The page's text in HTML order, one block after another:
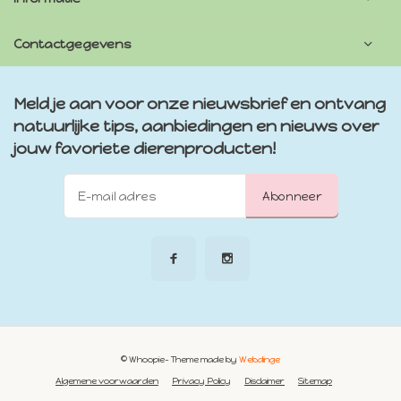
Contactgegevens
Meld je aan voor onze nieuwsbrief en ontvang
natuurlijke tips, aanbiedingen en nieuws over
jouw favoriete dierenproducten!
Abonneer
Algemene voorwaarden Privacy Policy Disclaimer Sitemap
© Whoopie- Theme made by Webdinge